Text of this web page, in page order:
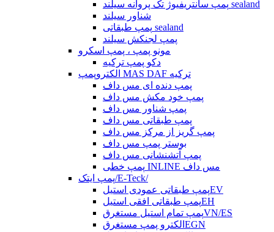
پمپ سانتریفیوژ تک پروانه سیلند sealand
شناور سیلند
پمپ طبقاتی sealand
پمپ لجنکش سیلند
مونو پمپ ، پمپ اسکرو
دکو پمپ ترکیه
الکتروپمپ MAS DAF ترکیه
پمپ دنده ای مس داف
پمپ خود مکش مس داف
پمپ شناور مس داف
پمپ طبقاتی مس داف
پمپ گریز از مرکز مس داف
بوستر پمپ مس داف
پمپ آتشنشانی مس داف
پمپ خطی INLINE مس داف
پمپ ایتک/E-Teck/
پمپ طبقاتی عمودی استیلEV
پمپ طبقاتی افقی استیلEH
پمپ تمام استیل مستغرقVN/ES
الکترو پمپ مستغرقEGN